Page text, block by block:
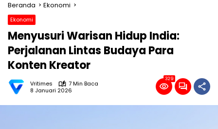
Beranda Ekonomi
Ekonomi
Menyusuri Warisan Hidup India:
Perjalanan Lintas Budaya Para
Konten Kreator
Vritimes
7 Min Baca
8 Januari 2026
329